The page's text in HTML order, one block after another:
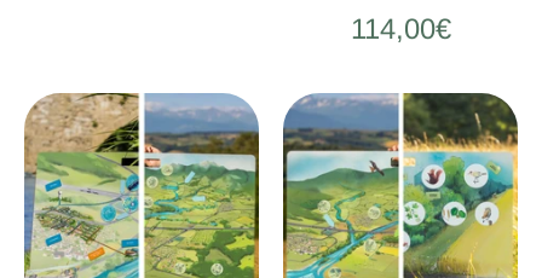
114,00€